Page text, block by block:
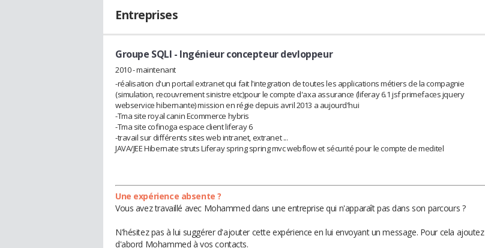
Entreprises
Groupe SQLI - Ingénieur concepteur devloppeur
2010 - maintenant
-réalisation d'un portail extranet qui fait l'integration de toutes les applications métiers de la compagnie
(simulation, recouvrement sinistre etc)pour le compte d'axa assurance (liferay 6.1 jsf primefaces jquery
webservice hibernante) mission en régie depuis avril 2013 a aujourd'hui
-Tma site royal canin Ecommerce hybris
-Tma site cofinoga espace client liferay 6
-travail sur différents sites web intranet, extranet ...
JAVA/JEE Hibernate struts Liferay spring spring mvc webflow et sécurité pour le compte de meditel
Une expérience absente ?
Vous avez travaillé avec Mohammed dans une entreprise qui n'apparaît pas dans son parcours ?
N'hésitez pas à lui suggérer d'ajouter cette expérience en lui envoyant un message. Pour cela ajoutez
d'abord Mohammed à vos contacts.